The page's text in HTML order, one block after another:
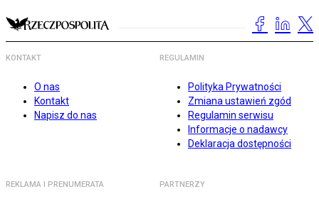
KONTAKT
O nas
Kontakt
Napisz do nas
REGULAMIN
Polityka Prywatności
Zmiana ustawień zgód
Regulamin serwisu
Informacje o nadawcy
Deklaracja dostępności
REKLAMA I PRENUMERATA PARTNERZY